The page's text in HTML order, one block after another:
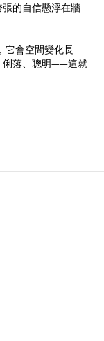
的自信懸浮在牆
它會空間變化長
俐落、聰明——這就